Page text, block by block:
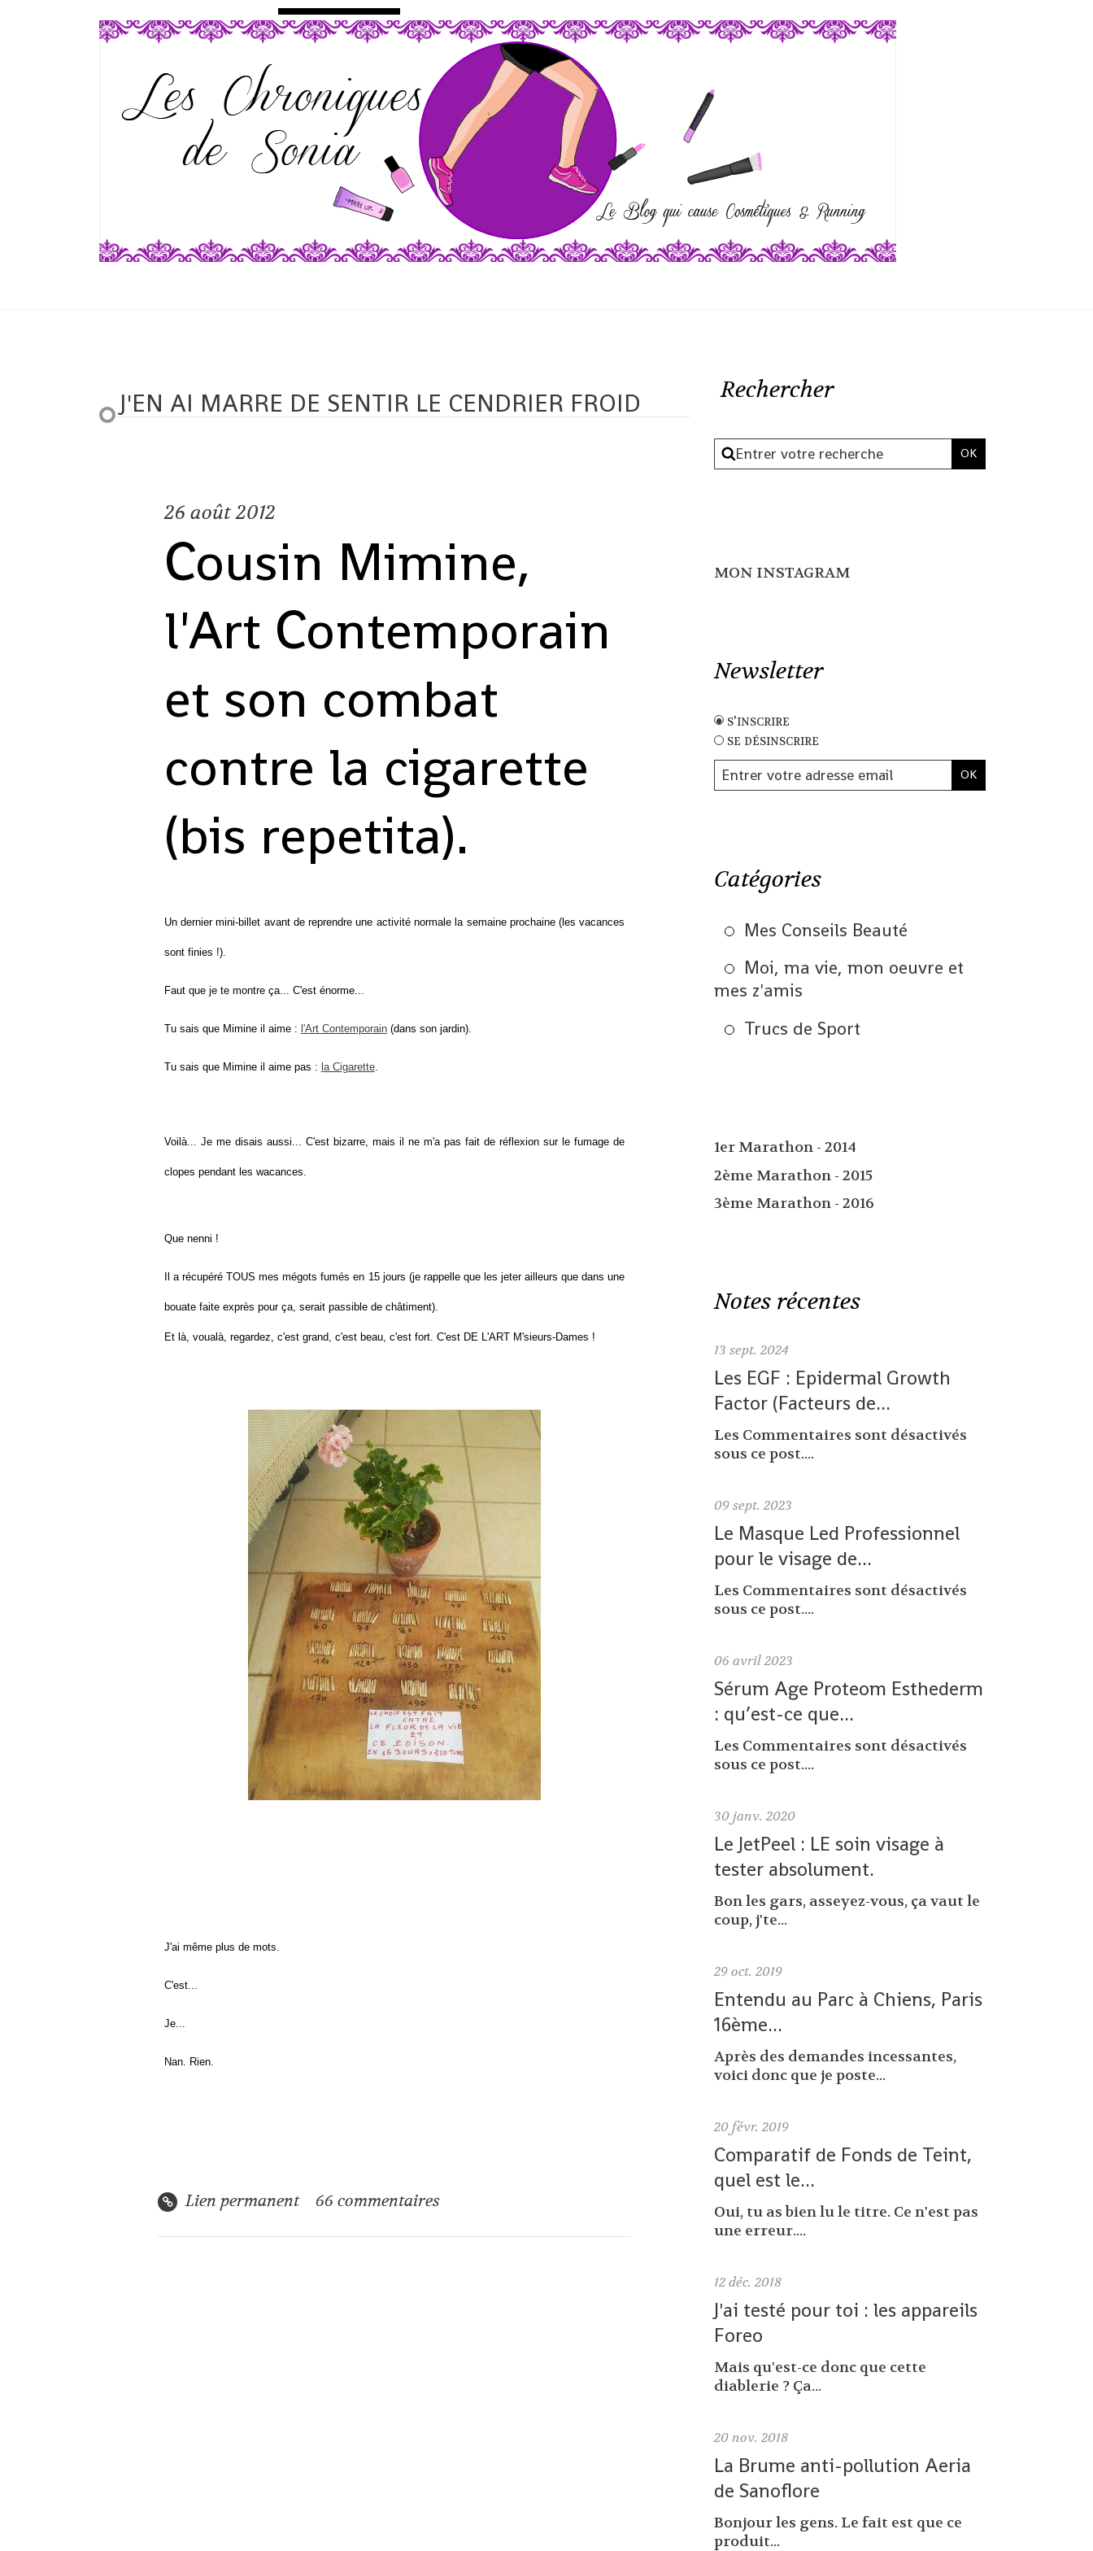
J'EN AI MARRE DE SENTIR LE CENDRIER FROID
26 août 2012
Cousin Mimine,
l'Art Contemporain
et son combat
contre la cigarette
(bis repetita).
Un dernier mini-billet avant de reprendre une activité normale la semaine prochaine (les vacances
sont finies !).
Faut que je te montre ça... C'est énorme...
Tu sais que Mimine il aime : l'Art Contemporain(dans son jardin).
Tu sais que Mimine il aime pas : la Cigarette.
Voilà... Je me disais aussi... C'est bizarre, mais il ne m'a pas fait de réflexion sur le fumage de
clopes pendant les wacances.
Que nenni !
Il a récupéré TOUS mes mégots fumés en 15 jours (je rappelle que les jeter ailleurs que dans une
bouate faite exprès pour ça, serait passible de châtiment).
Et là, voualà, regardez, c'est grand, c'est beau, c'est fort. C'est DE L'ART M'sieurs-Dames !
J'ai même plus de mots.
C'est...
Je...
Nan. Rien.
Lien permanent 66 commentaires
Rechercher
MON INSTAGRAM
Newsletter
s'inscrire
se désinscrire
Catégories
Mes Conseils Beauté
Moi, ma vie, mon oeuvre et
mes z'amis
Trucs de Sport
1er Marathon - 2014
2ème Marathon - 2015
3ème Marathon - 2016
Notes récentes
13 sept. 2024
Les EGF : Epidermal Growth
Factor (Facteurs de...
Les Commentaires sont désactivés
sous ce post....
09 sept. 2023
Le Masque Led Professionnel
pour le visage de...
Les Commentaires sont désactivés
sous ce post....
06 avril 2023
Sérum Age Proteom Esthederm
: qu’est-ce que...
Les Commentaires sont désactivés
sous ce post....
30 janv. 2020
Le JetPeel : LE soin visage à
tester absolument.
Bon les gars, asseyez-vous, ça vaut le
coup, j'te...
29 oct. 2019
Entendu au Parc à Chiens, Paris
16ème...
Après des demandes incessantes,
voici donc que je poste...
20 févr. 2019
Comparatif de Fonds de Teint,
quel est le...
Oui, tu as bien lu le titre. Ce n'est pas
une erreur....
12 déc. 2018
J'ai testé pour toi : les appareils
Foreo
Mais qu'est-ce donc que cette
diablerie ? Ça...
20 nov. 2018
La Brume anti-pollution Aeria
de Sanoflore
Bonjour les gens. Le fait est que ce
produit...